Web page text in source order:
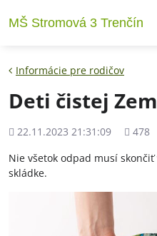
MŠ Stromová 3 Trenčín
Informácie pre rodičov
Deti čistej
Pridané
22.11.2023 21:31:09
Počet
478
Nie všetok odpad musí
skládke.